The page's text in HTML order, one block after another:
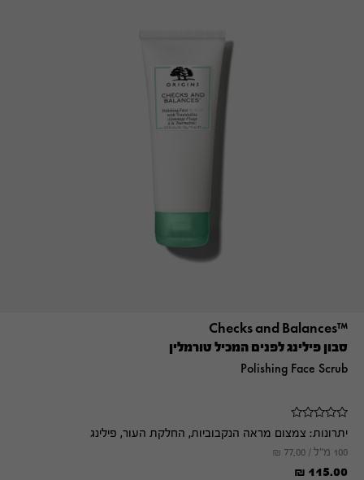
™Checks and Balances
סבון פילינג לפנים המכיל טורמלין
Polishing Face Scrub
יתרונות: צמצום מראה הנקבוביות, החלקת העור, פילינג
100 מ"ל / ₪ 77.00
₪ 115.00